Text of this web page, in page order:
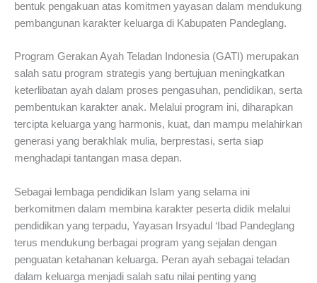
bentuk pengakuan atas komitmen yayasan dalam mendukung
pembangunan karakter keluarga di Kabupaten Pandeglang.
Program Gerakan Ayah Teladan Indonesia (GATI) merupakan
salah satu program strategis yang bertujuan meningkatkan
keterlibatan ayah dalam proses pengasuhan, pendidikan, serta
pembentukan karakter anak. Melalui program ini, diharapkan
tercipta keluarga yang harmonis, kuat, dan mampu melahirkan
generasi yang berakhlak mulia, berprestasi, serta siap
menghadapi tantangan masa depan.
Sebagai lembaga pendidikan Islam yang selama ini
berkomitmen dalam membina karakter peserta didik melalui
pendidikan yang terpadu, Yayasan Irsyadul ‘Ibad Pandeglang
terus mendukung berbagai program yang sejalan dengan
penguatan ketahanan keluarga. Peran ayah sebagai teladan
dalam keluarga menjadi salah satu nilai penting yang